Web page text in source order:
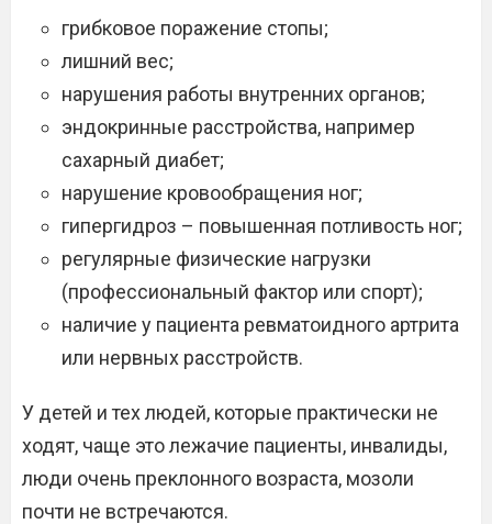
грибковое поражение стопы;
лишний вес;
нарушения работы внутренних органов;
эндокринные расстройства, например
сахарный диабет;
нарушение кровообращения ног;
гипергидроз – повышенная потливость ног;
регулярные физические нагрузки
(профессиональный фактор или спорт);
наличие у пациента ревматоидного артрита
или нервных расстройств.
У детей и тех людей, которые практически не
ходят, чаще это лежачие пациенты, инвалиды,
люди очень преклонного возраста, мозоли
почти не встречаются.